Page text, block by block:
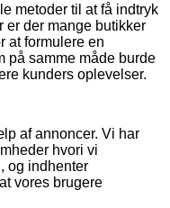
metoder til at få indtryk
der mange butikker
at formulere en
på samme måde burde
kunders oplevelser.
af annoncer. Vi har
hvori vi
og indhenter
vores brugere